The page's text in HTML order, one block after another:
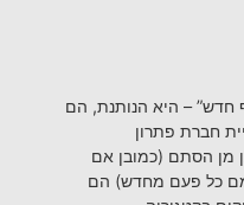
חדש” – היא הנותנת, הם
חברת פתרון
מן הסתם (כמובן אם
כל פעם מחדש) הם